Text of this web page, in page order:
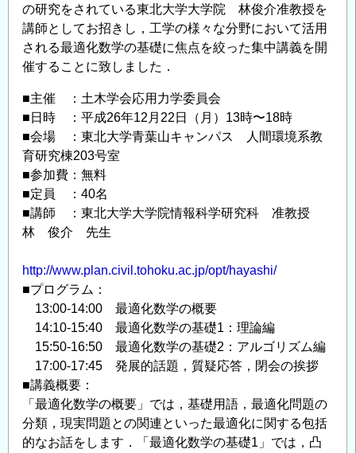
キ
ウ
ム
開
催
の
お
知
ら
せ
の研究をされている東北大学大学院 林俊介准教授を
講師としてお招きし，工学の様々な分野において活用
される最適化数学の基礎に焦点を絞った集中講義を開
催することに致しました．
■主催 ：土木学会応用力学委員会
■日時 ：平成26年12月22日（月）13時〜18時
■会場 ：東北大学青葉山キャンパス 人間環境系教
育研究棟203号室
■参加費：無料
■定員 ：40名
■講師 ：東北大学大学院情報科学研究科 准教授
林 俊介 先生
http://www.plan.civil.tohoku.ac.jp/opt/hayashi/
■プログラム：
13:00-14:00 最適化数学の概要
14:10-15:40 最適化数学の基礎1：理論編
15:50-16:50 最適化数学の基礎2：アルゴリズム編
17:00-17:45 発展的話題，質疑応答，閉会の挨拶
■講義概要：
「最適化数学の概要」では，基礎用語，最適化問題の
分類，現実問題との関連といった最適化に関する包括
的なお話をします．「最適化数学の基礎1」では，凸